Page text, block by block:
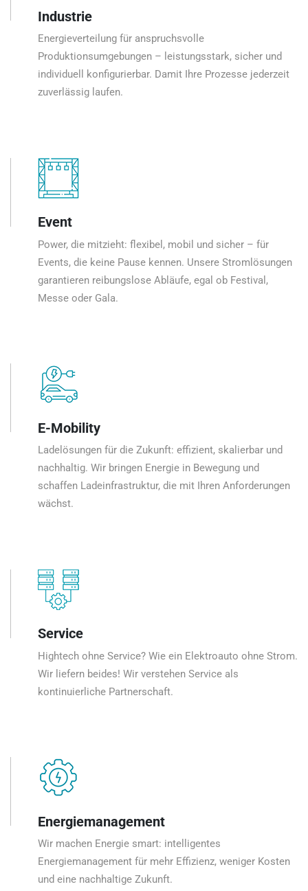
Industrie
Energieverteilung für anspruchsvolle
Produktionsumgebungen – leistungsstark, sicher und
individuell konfigurierbar. Damit Ihre Prozesse jederzeit
zuverlässig laufen.
Event
Power, die mitzieht: flexibel, mobil und sicher – für
Events, die keine Pause kennen. Unsere Stromlösungen
garantieren reibungslose Abläufe, egal ob Festival,
Messe oder Gala.
E-Mobility
Ladelösungen für die Zukunft: effizient, skalierbar und
nachhaltig. Wir bringen Energie in Bewegung und
schaffen Ladeinfrastruktur, die mit Ihren Anforderungen
wächst.
Service
Hightech ohne Service? Wie ein Elektroauto ohne Strom.
Wir liefern beides! Wir verstehen Service als
kontinuierliche Partnerschaft.
Energiemanagement
Wir machen Energie smart: intelligentes
Energiemanagement für mehr Effizienz, weniger Kosten
und eine nachhaltige Zukunft.